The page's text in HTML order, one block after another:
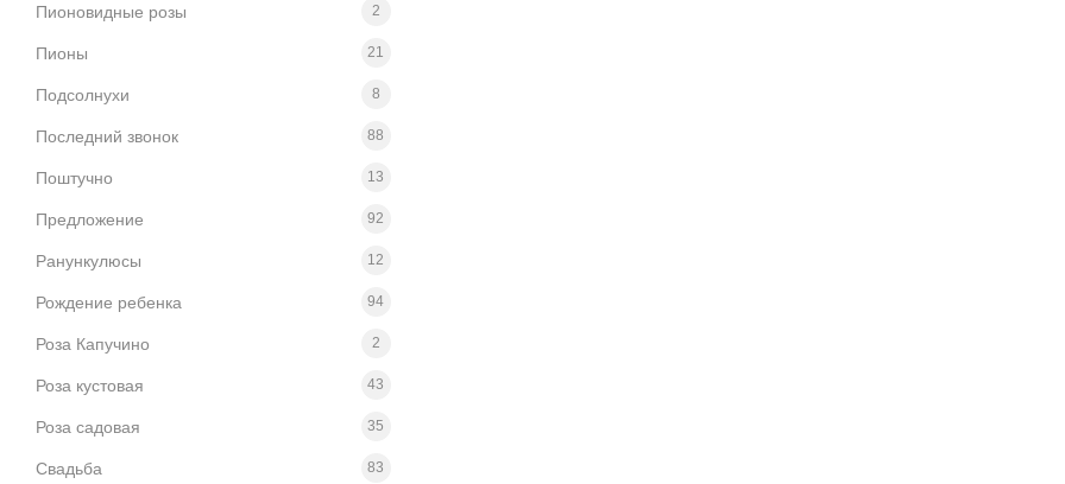
Пионовидные розы 2
Пионы 21
Подсолнухи 8
Последний звонок 88
Поштучно 13
Предложение 92
Ранункулюсы 12
Рождение ребенка 94
Роза Капучино 2
Роза кустовая 43
Роза садовая 35
Свадьба 83